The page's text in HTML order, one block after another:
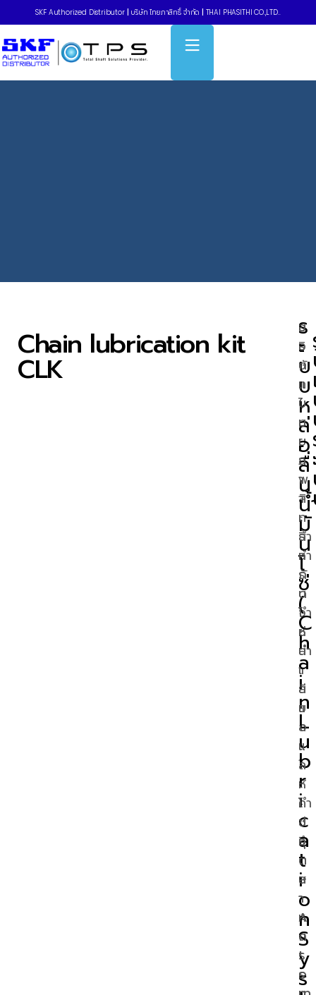
SKF Authorized Distributor บริษัท ไทยภาสิทธิ์ จำกัด THAI PHASITHI CO.,LTD..
Home » Chain lubrication kit CLK
Chain lubrication kit
CLK
บ
ริ
ษั
ท
ไ
ท
ย
ภ
า
สิ
ท
ธิ์
จำ
กั
ด
จำ
ห
น่
า
ย
แ
ล
ะ
ใ
ห้
คำ
ป
รึ
ก
ษ
า
A
u
t
o
ร
ะ
บ
บ
ห
ล่
อ
ลื่
น
น้
มั
น
โ
ซ่
(
C
h
a
i
n
L
u
b
r
i
c
a
t
i
o
n
S
y
s
อ
อ
ก
แ
บ
บ
เ
ฉ
พ
า
ะ
สำ
ห
รั
บ
โ
ซ่
ลำ
เ
ลี
ย
ง
แ
ล
ะ
โ
ซ่
อุ
ต
ส
า
ห
ก
ร
ร